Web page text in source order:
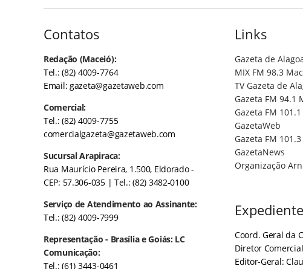
Contatos
Redação (Maceió):
Tel.: (82) 4009-7764
Email:gazeta@gazetaweb.com
Comercial:
Tel.: (82) 4009-7755
comercialgazeta@gazetaweb.com
Sucursal Arapiraca:
Rua Maurício Pereira, 1.500, Eldorado -
CEP: 57.306-035 | Tel.: (82) 3482-0100
Serviço de Atendimento ao Assinante:
Tel.: (82) 4009-7999
Representação - Brasília e Goiás: LC
Comunicação:
Tel.: (61) 3443-0461
Links
Gazeta de
MIX FM 98.3
TV Gazeta de
Gazeta FM 94.1
Gazeta FM
GazetaWeb
Gazeta FM
GazetaNews
Organização
Expediente
Coord. Geral da
Diretor
Editor-Geral: